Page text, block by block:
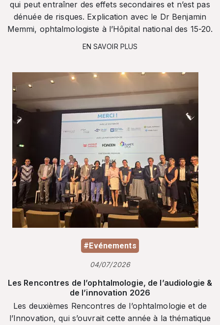
qui peut entraîner des effets secondaires et n’est pas
dénuée de risques. Explication avec le Dr Benjamin
Memmi, ophtalmologiste à l’Hôpital national des 15-20.
EN SAVOIR PLUS
#Evénements
04/07/2026
Les Rencontres de l’ophtalmologie, de l’audiologie &
de l’innovation 2026
Les deuxièmes Rencontres de l’ophtalmologie et de
l’Innovation, qui s’ouvrait cette année à la thématique